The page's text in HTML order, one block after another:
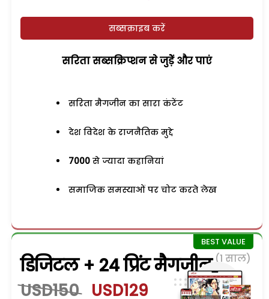
सब्सक्राइब करें
सरिता सब्सक्रिप्शन से जुड़ेें और पाएं
सरिता मैगजीन का सारा कंटेंट
देश विदेश के राजनैतिक मुद्दे
7000 से ज्यादा कहानियां
समाजिक समस्याओं पर चोट करते लेख
डिजिटल + 24 प्रिंट मैगजीन (1 साल)
USD150 USD129